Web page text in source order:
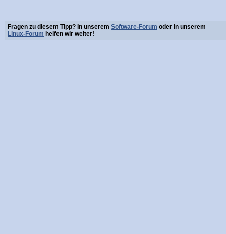
Fragen zu diesem Tipp? In unserem Software-Forum oder in unserem
Linux-Forum helfen wir weiter!